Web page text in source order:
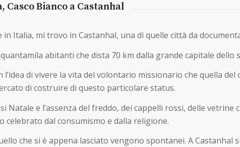
Bianco a Castanhal
Italia, mi trovo in Castanhal, una di quelle città da
abitanti che dista 70 km dalla grande capitale dello
di vivere la vita del volontario missionario che quella
di costruire di questo particolare status.
e l’assenza del freddo, dei cappelli rossi, delle vetrine
dal consumismo e dalla religione.
che si è appena lasciato vengono spontanei. A